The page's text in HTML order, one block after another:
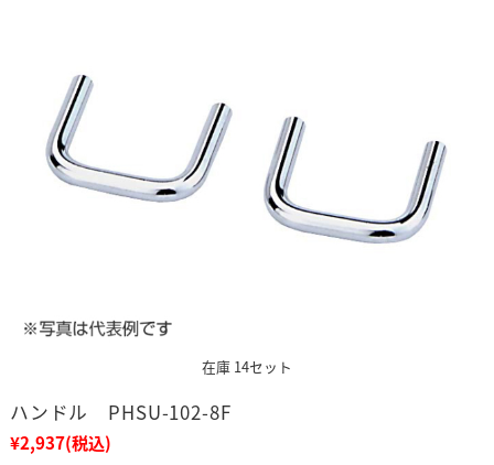
在庫 14セット
ハンドル PHSU-102-8F
¥2,937(税込)